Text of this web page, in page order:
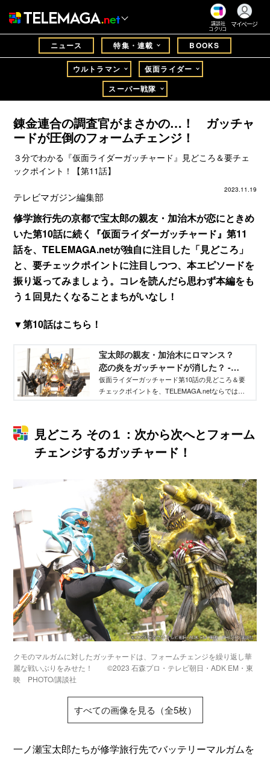
講談社
コクリコ
マイページ
ニュース 特集・連載 BOOKS
ウルトラマン
仮面ライダー
スーパー戦隊
錬金連合の調査官がまさかの…！ ガッチャ
ードが圧倒のフォームチェンジ！
３分でわかる『仮面ライダーガッチャード』見どころ＆要チェ
ックポイント！【第11話】
2023.11.19
テレビマガジン編集部
修学旅行先の京都で宝太郎の親友・加治木が恋にときめ
いた第10話に続く『仮面ライダーガッチャード』第11
話を、TELEMAGA.netが独自に注目した「見どころ」
と、要チェックポイントに注目しつつ、本エピソードを
振り返ってみましょう。コレを読んだら思わず本編をも
う１回見たくなることまちがいなし！
▼第10話はこちら！
宝太郎の親友・加治木にロマンス？
恋の炎をガッチャードが消した？ -
TELEMAGA.net｜講談社
仮面ライダーガッチャード第10話の見どころ＆要
チェックポイントを、TELEMAGA.netならではの
見どころ その１：次から次へとフォーム
チェンジするガッチャード！
クモのマルガムに対したガッチャードは、フォームチェンジを繰り返し華
麗な戦いぶりをみせた！ ©2023 石森プロ・テレビ朝日・ADK EM・東
映 PHOTO/講談社
すべての画像を見る（全5枚）
一ノ瀬宝太郎たちが修学旅行先でバッテリーマルガムを